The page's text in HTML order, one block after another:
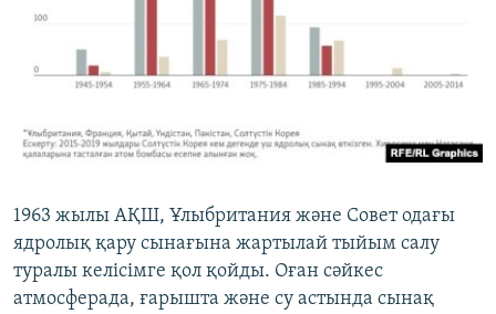
1963 жылы АҚШ, Ұлыбритания және Совет одағы
ядролық қару сынағына жартылай тыйым салу
туралы келісімге қол қойды. Оған сәйкес
атмосферада, ғарышта және су астында сынақ